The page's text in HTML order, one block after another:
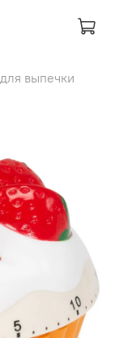
выпечки